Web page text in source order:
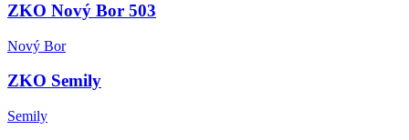
ZKO Nový Bor 503
Nový Bor
ZKO Semily
Semily